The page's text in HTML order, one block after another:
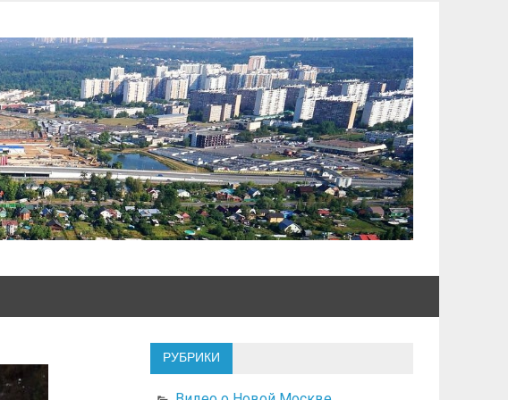
РУБРИКИ